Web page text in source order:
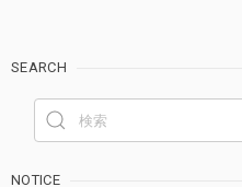
SEARCH
NOTICE